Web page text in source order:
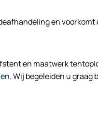
en voorkomt
en maatwerk
. Wij begeleiden u graag